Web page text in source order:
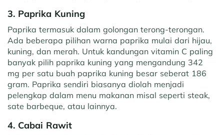
3. Paprika Kuning
Paprika termasuk dalam golongan terong-terongan.
Ada beberapa pilihan warna paprika mulai dari hijau,
kuning, dan merah. Untuk kandungan vitamin C paling
banyak pilih paprika kuning yang mengandung 342
mg per satu buah paprika kuning besar seberat 186
gram. Paprika sendiri biasanya diolah menjadi
pelengkap dalam menu makanan misal seperti steak,
sate barbeque, atau lainnya.
4. Cabai Rawit